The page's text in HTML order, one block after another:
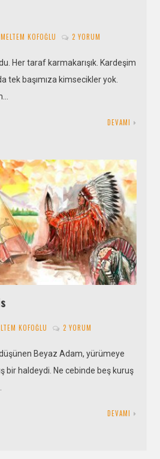
KOFOĞLU 2 YORUM
Her taraf karmakarışık. Kardeşim
tek başımıza kimsecikler yok.
DEVAMI
KOFOĞLU 2 YORUM
Beyaz Adam, yürümeye
bir haldeydi. Ne cebinde beş kuruş
DEVAMI